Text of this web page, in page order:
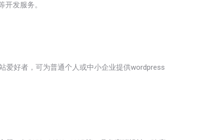
发服务。
爱好者，可为普通个人或中小企业提供wordpress